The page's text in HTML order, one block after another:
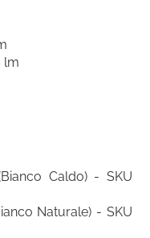
lm
Caldo) - SKU
Naturale) - SKU